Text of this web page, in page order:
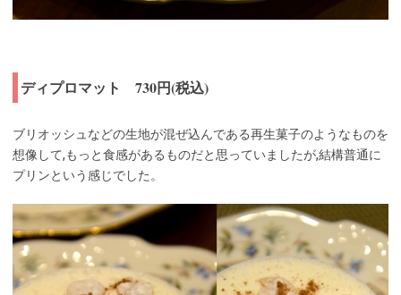
ディプロマット 730円(税込)
ブリオッシュなどの生地が混ぜ込んである再生菓子のようなものを
想像して,もっと食感があるものだと思っていましたが,結構普通に
プリンという感じでした。